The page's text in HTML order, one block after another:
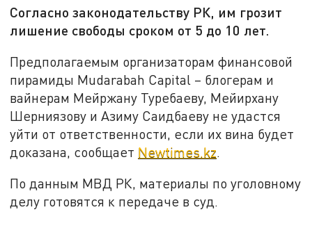
Согласно законодательству РК, им грозит
лишение свободы сроком от 5 до 10 лет.
Предполагаемым организаторам финансовой
пирамиды Mudarabah Capital – блогерам и
вайнерам Мейржану Туребаеву, Мейирхану
Шерниязову и Азиму Саидбаеву не удастся
уйти от ответственности, если их вина будет
доказана, сообщает Newtimes.kz.
По данным МВД РК, материалы по уголовному
делу готовятся к передаче в суд.